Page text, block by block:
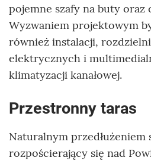
pojemne szafy na buty oraz
Wyzwaniem projektowym
również instalacji,
elektrycznych i
klimatyzacji kanałowej.
Przestronny taras
Naturalnym przedłużeniem
rozpościerający się nad